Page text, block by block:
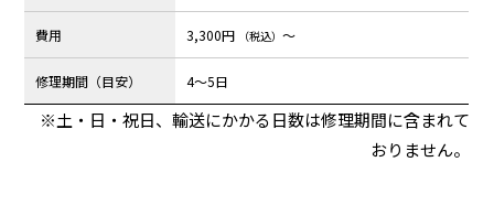
費用 3,300円 （税込）～
修理期間（目安） 4～5日
※土・日・祝日、輸送にかかる日数は修理期間に含まれて
おりません。